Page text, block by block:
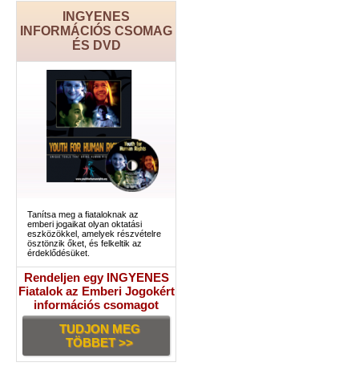
INGYENES
INFORMÁCIÓS CSOMAG
ÉS DVD
Tanítsa meg a fiataloknak az
emberi jogaikat olyan oktatási
eszközökkel, amelyek részvételre
ösztönzik őket, és felkeltik az
érdeklődésüket.
Rendeljen egy INGYENES
Fiatalok az Emberi Jogokért
információs csomagot
TUDJON MEG
TÖBBET >>